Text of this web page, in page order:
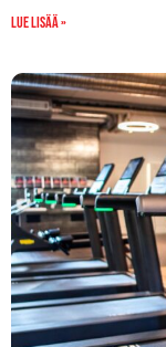
Lue lisää »